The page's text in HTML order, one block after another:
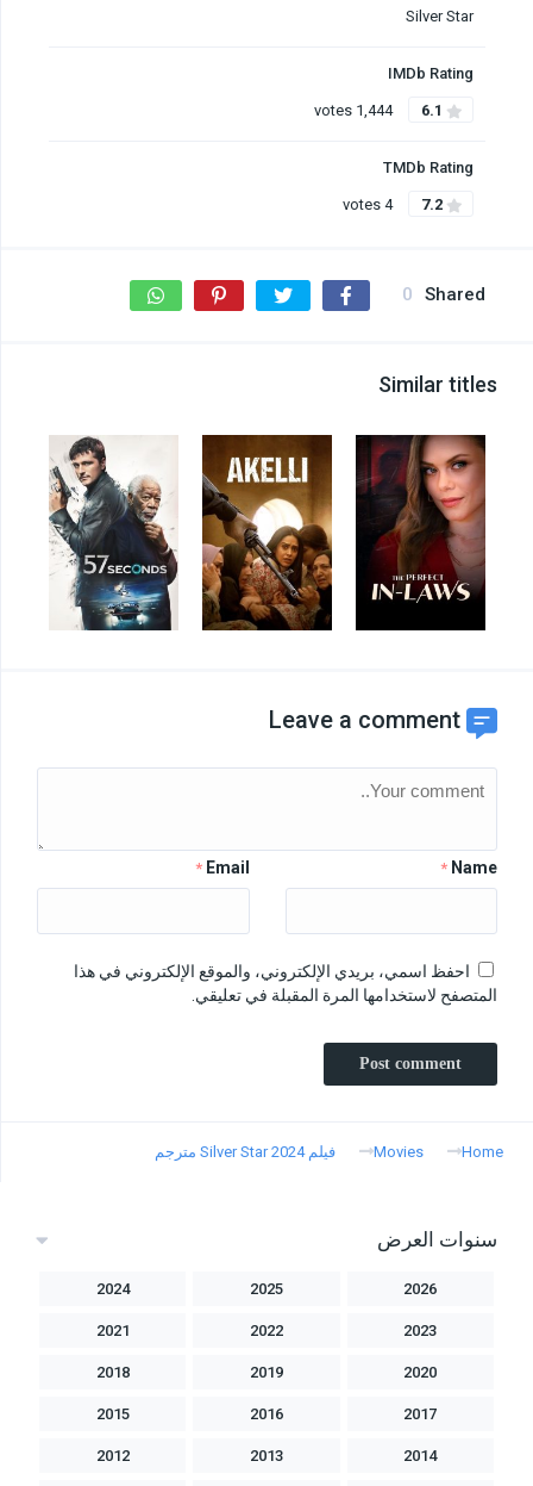
Silver Star
IMDb Rating
6.1
1,444 votes
TMDb Rating
7.2
4 votes
Shared
0
Similar titles
Leave a comment
Name
*
Email
*
احفظ اسمي، بريدي الإلكتروني، والموقع الإلكتروني في هذا
المتصفح لاستخدامها المرة المقبلة في تعليقي.
Home
Movies فيلم Silver Star 2024 مترجم
سنوات العرض
2026
2025
2024
2023
2022
2021
2020
2019
2018
2017
2016
2015
2014
2013
2012